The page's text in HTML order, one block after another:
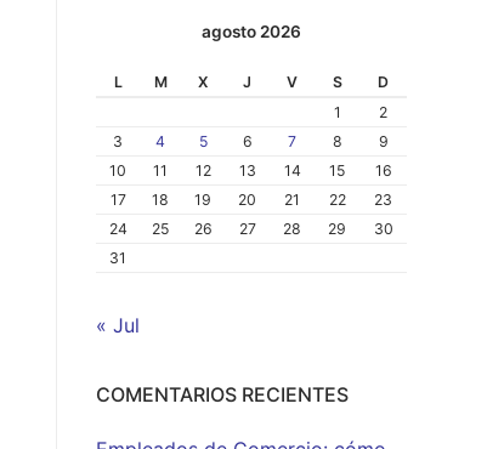
agosto 2026
L M X J V S
D
1
2
3
4 5 6 7 8
9
10
11 12 13 14 15
16
17
18 19 20 21 22
23
24
25 26 27 28 29
30
31
« Jul
COMENTARIOS RECIENTES